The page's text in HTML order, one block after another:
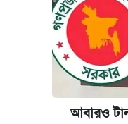
আবারও